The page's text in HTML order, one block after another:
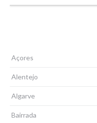
Açores
Alentejo
Algarve
Bairrada